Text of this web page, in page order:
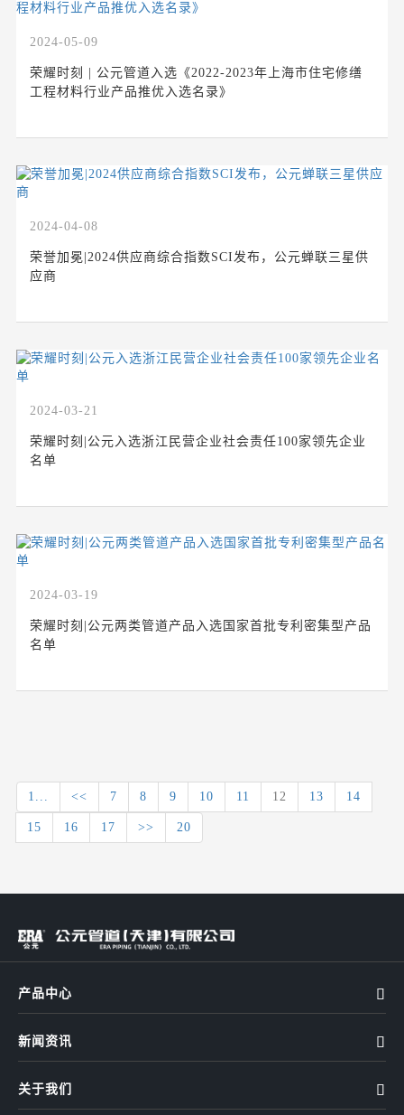
2024-05-09
荣耀时刻 | 公元管道入选《2022-2023年上海市住宅修缮
工程材料行业产品推优入选名录》
2024-04-08
荣誉加冕|2024供应商综合指数SCI发布，公元蝉联三星供
应商
2024-03-21
荣耀时刻|公元入选浙江民营企业社会责任100家领先企业
名单
2024-03-19
荣耀时刻|公元两类管道产品入选国家首批专利密集型产品
名单
1... << 7 8 9 10 11 12 13 14
15 16 17 >> 20
产品中心 
新闻资讯 
关于我们 